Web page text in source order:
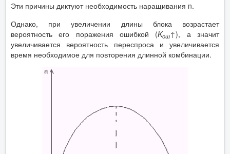
Эти причины диктуют необходимость наращивания n.
Однако, при увеличении длины блока возрастает
вероятность его поражения ошибкой (Kош↑), а значит
увеличивается вероятность переспроса и увеличивается
время необходимое для повторения длинной комбинации.